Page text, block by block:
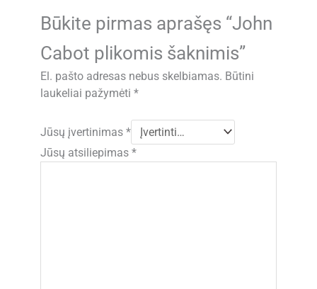
Būkite pirmas aprašęs “John
Cabot plikomis šaknimis”
El. pašto adresas nebus skelbiamas. Būtini
laukeliai pažymėti*
Jūsų įvertinimas*
Jūsų atsiliepimas*